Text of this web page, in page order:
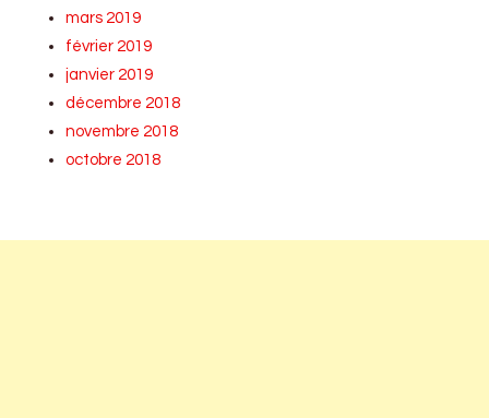
mars 2019
février 2019
janvier 2019
décembre 2018
novembre 2018
octobre 2018